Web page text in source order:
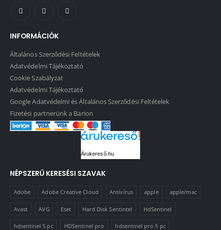
INFORMÁCIÓK
Általános Szerződési Feltételek
Adatvédelmi Tájékoztató
Cookie Szabályzat
Adatvédelmi Tájékoztató
Google Adatvédelmi és Általános Szerződési Feltételek
Fizetési partnerünk a Barion
Árukereső.hu
NÉPSZERŰ KERESÉSI SZAVAK
Adobe Adobe Creative Cloud Antivírus apple apple/mac
Avast AVG Eset Hard Disk Sentintel HdSentinel
hdsentinel 5 pc HDSentinel pro hdsentinel pro 5 pc